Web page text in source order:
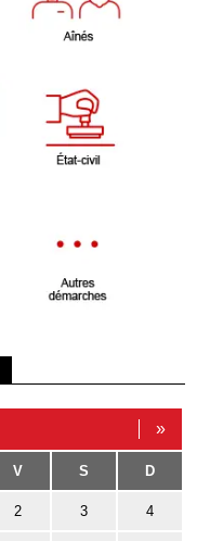
»
V S D
2 3 4